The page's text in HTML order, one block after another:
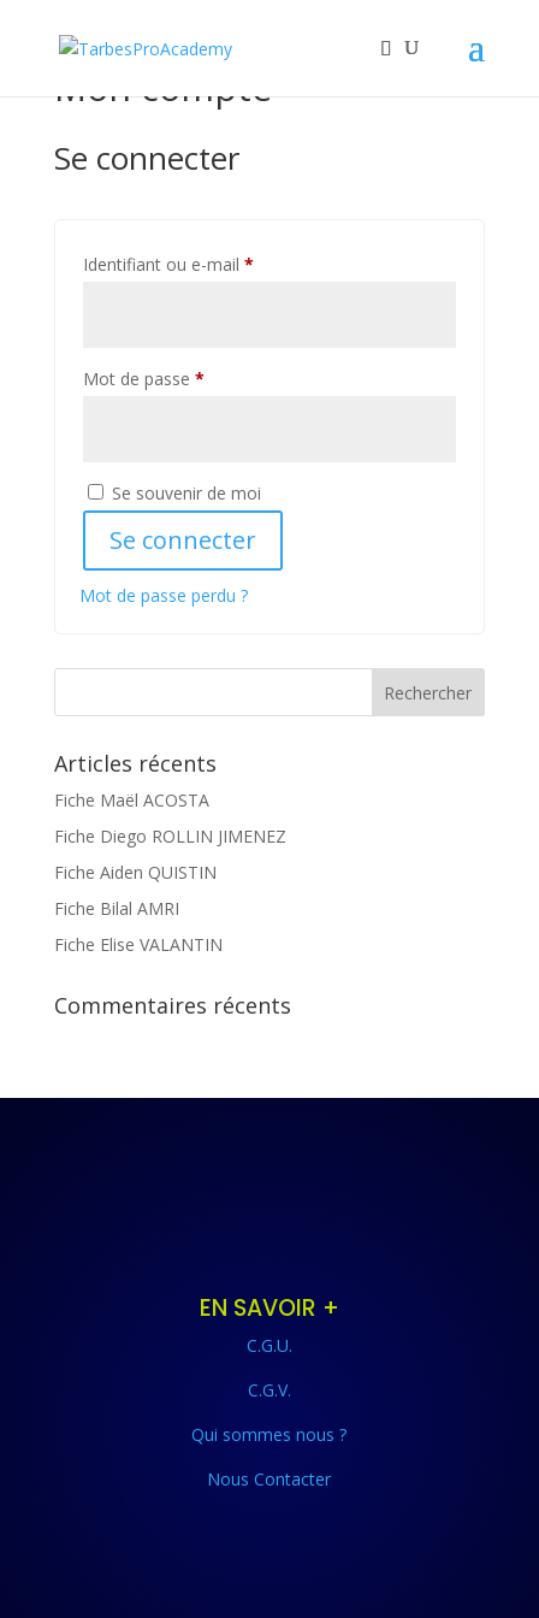
Mon compte
Se connecter
Identifiant ou e-mail *Obligatoire
Mot de passe *Obligatoire
Se souvenir de moi
Se connecter
Mot de passe perdu ?
Articles récents
Fiche Maël ACOSTA
Fiche Diego ROLLIN JIMENEZ
Fiche Aiden QUISTIN
Fiche Bilal AMRI
Fiche Elise VALANTIN
Commentaires récents
EN SAVOIR +
C.G.U.
C.G.V.
Qui sommes nous ?
Nous Contacter